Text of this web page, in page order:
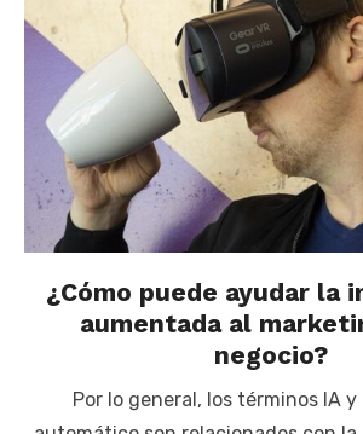
¿Cómo puede ayudar la
aumentada al
negocio?
Por lo general, los términos IA